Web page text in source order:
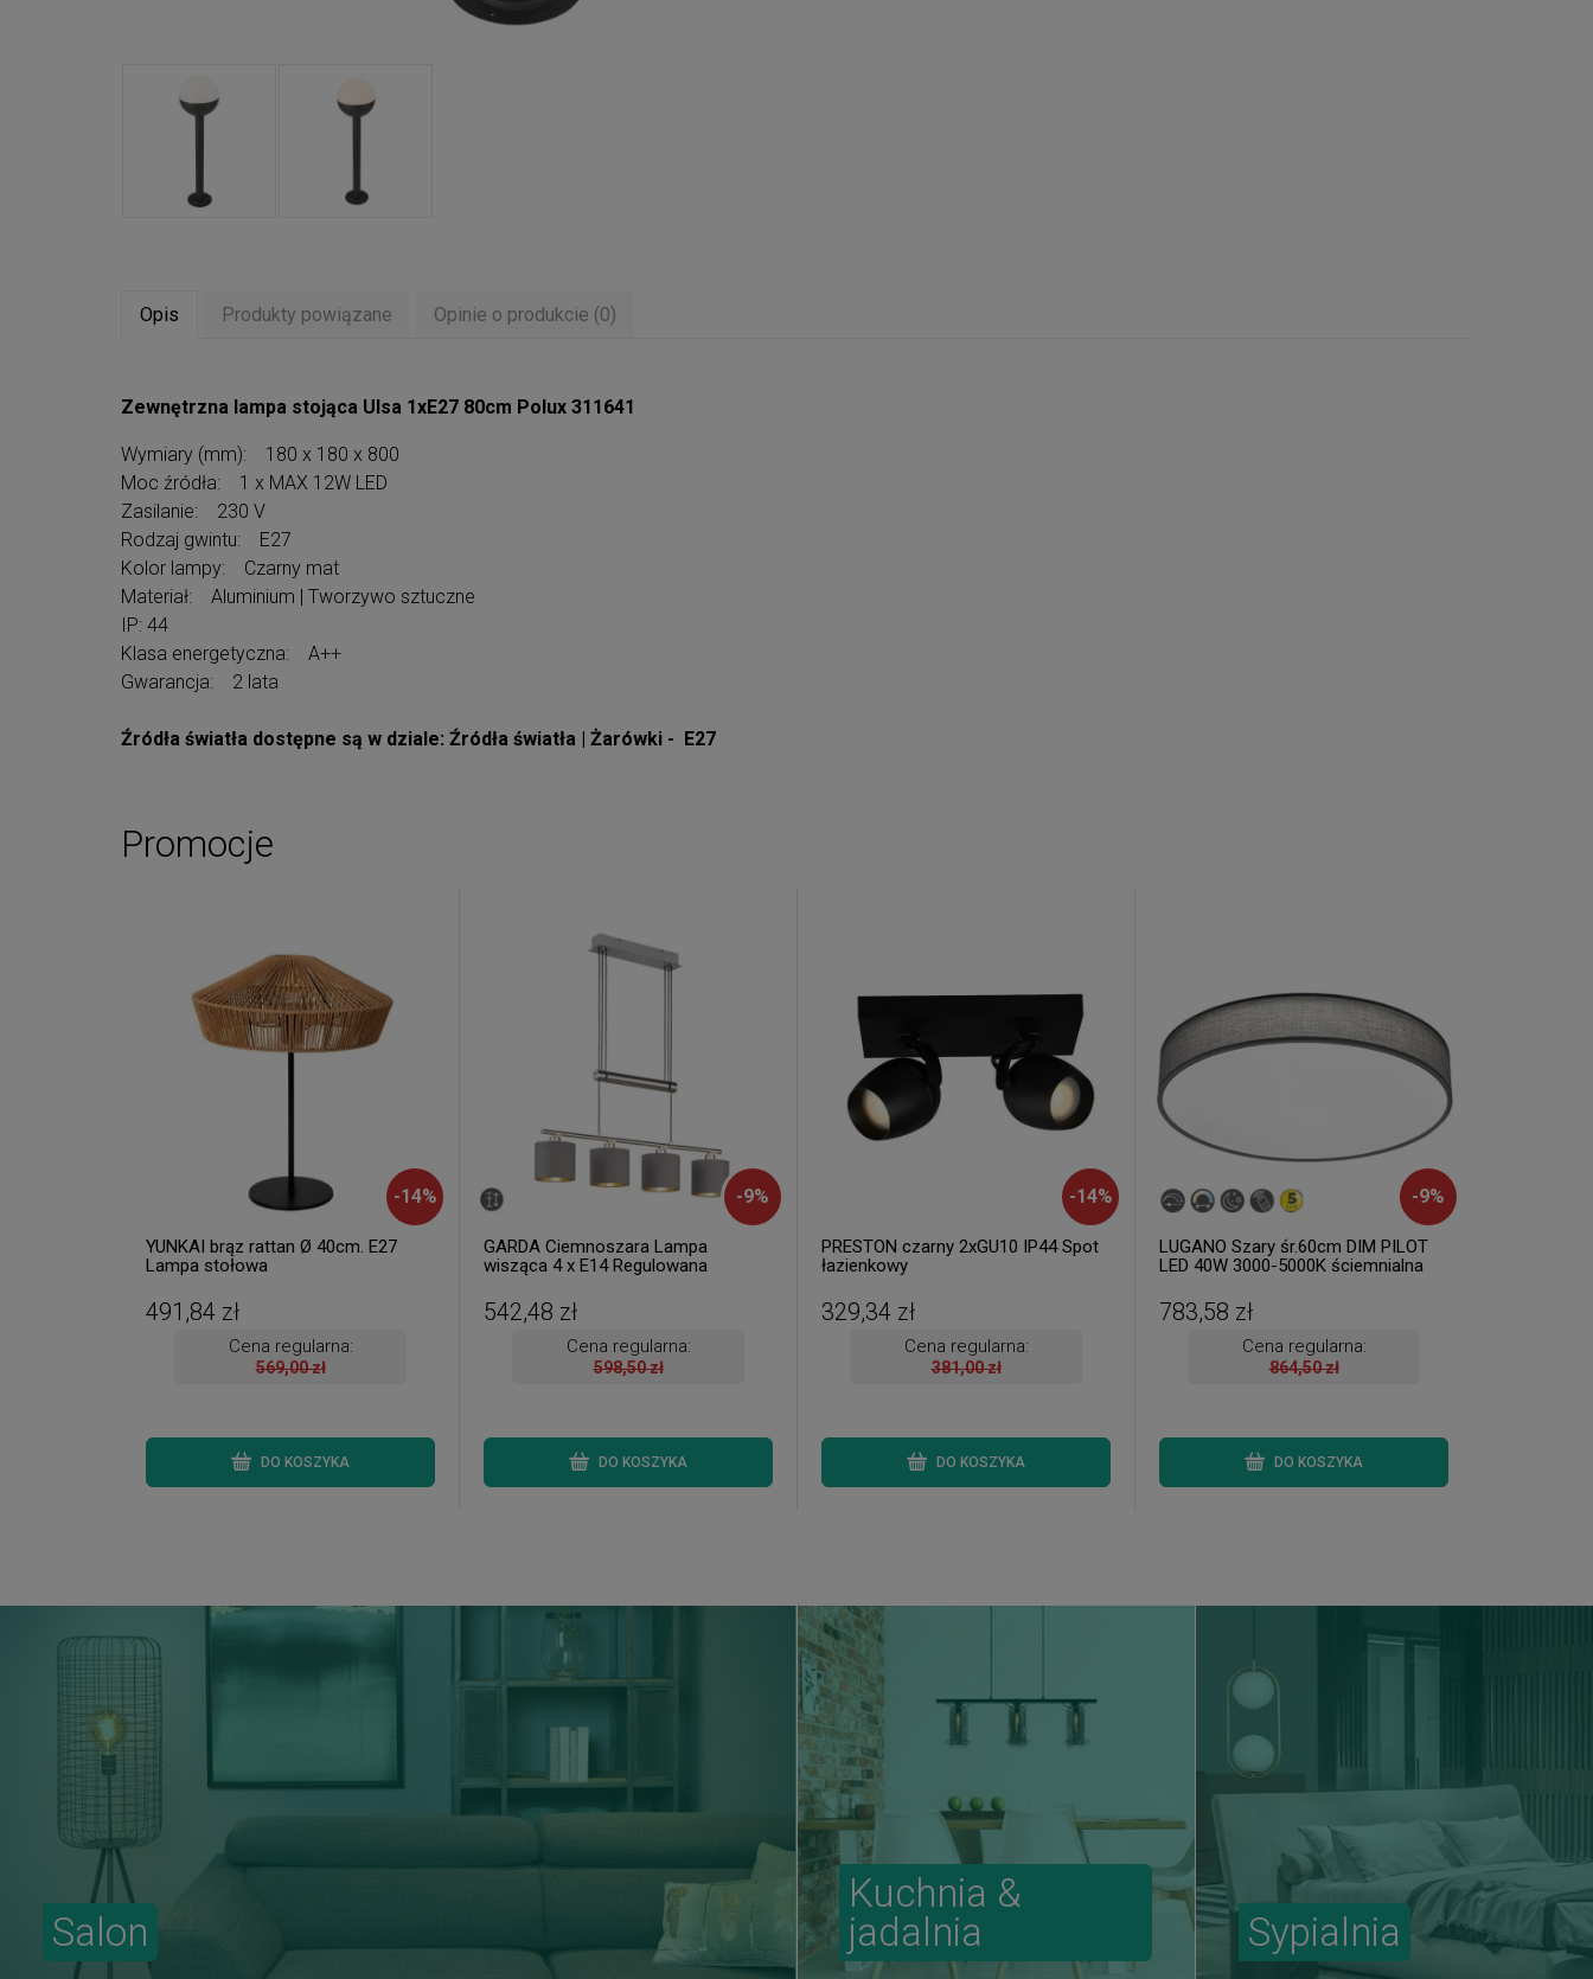
Opis Produkty powiązane Opinie o produkcie (0)
Zewnętrzna lampa stojąca Ulsa 1xE27 80cm Polux 311641
Wymiary (mm): 180 x 180 x 800
Moc źródła: 1 x MAX 12W LED
Zasilanie: 230 V
Rodzaj gwintu: E27
Kolor lampy: Czarny mat
Materiał: Aluminium | Tworzywo sztuczne
IP: 44
Klasa energetyczna: A++
Gwarancja: 2 lata
Źródła światła dostępne są w dziale: Źródła światła | Żarówki - E27
Promocje
-14%
YUNKAI brąz rattan Ø 40cm. E27
Lampa stołowa
491,84 zł
Cena regularna:
569,00 zł
DO KOSZYKA
-9%
GARDA Ciemnoszara Lampa
wisząca 4 x E14 Regulowana
542,48 zł
Cena regularna:
598,50 zł
DO KOSZYKA
-14%
PRESTON czarny 2xGU10 IP44 Spot
łazienkowy
329,34 zł
Cena regularna:
381,00 zł
DO KOSZYKA
-9%
LUGANO Szary śr.60cm DIM PILOT
LED 40W 3000-5000K ściemnialna
783,58 zł
Cena regularna:
864,50 zł
DO KOSZYKA
Salon
Kuchnia &
jadalnia
Sypialnia